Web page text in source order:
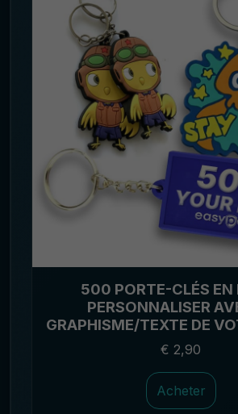
500 PORTE-CLÉS EN
PERSONNALISER
GRAPHISME/TEXTE DE
€ 2,90
Acheter